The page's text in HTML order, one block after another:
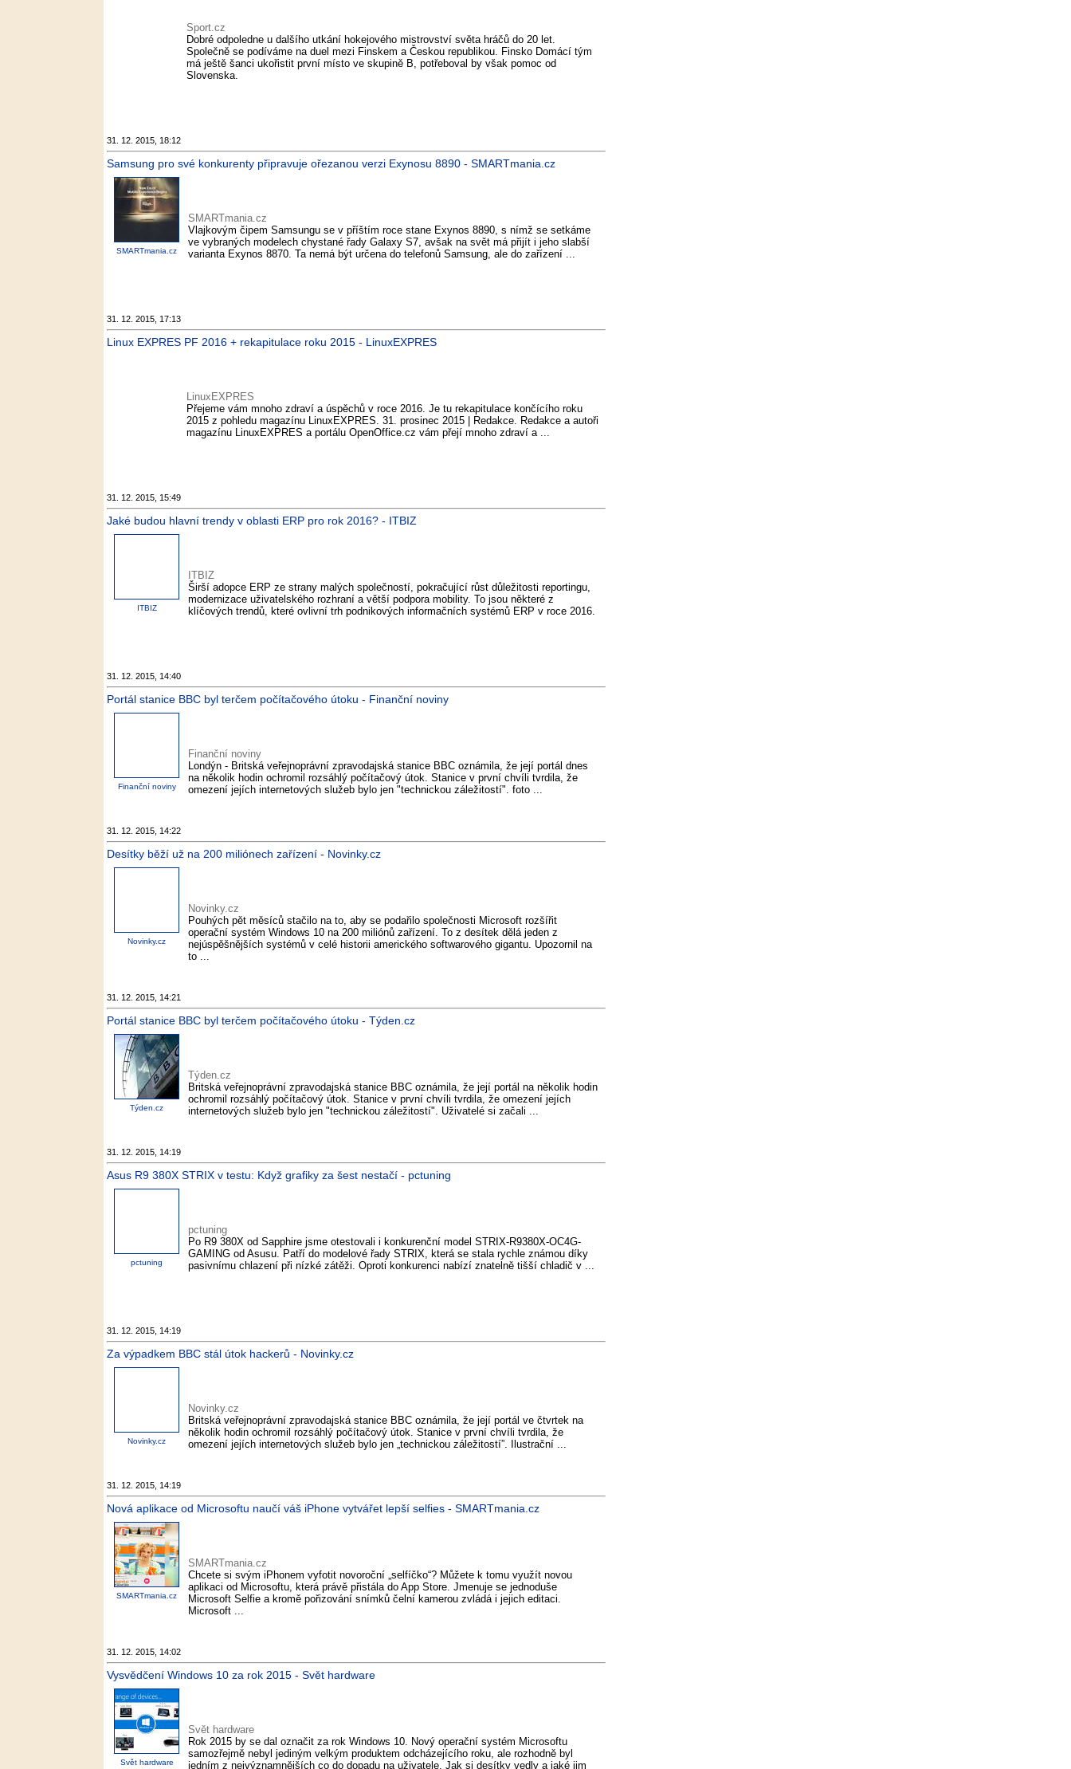
Sport.cz
Dobré odpoledne u dalšího utkání hokejového mistrovství světa hráčů do 20 let.
Společně se podíváme na duel mezi Finskem a Českou republikou. Finsko Domácí tým
má ještě šanci ukořistit první místo ve skupině B, potřeboval by však pomoc od
Slovenska.
31. 12. 2015, 18:12
Samsung pro své konkurenty připravuje ořezanou verzi Exynosu 8890 - SMARTmania.cz
SMARTmania.cz
SMARTmania.cz
Vlajkovým čipem Samsungu se v příštím roce stane Exynos 8890, s nímž se setkáme
ve vybraných modelech chystané řady Galaxy S7, avšak na svět má přijít i jeho slabší
varianta Exynos 8870. Ta nemá být určena do telefonů Samsung, ale do zařízení ...
31. 12. 2015, 17:13
Linux EXPRES PF 2016 + rekapitulace roku 2015 - LinuxEXPRES
LinuxEXPRES
Přejeme vám mnoho zdraví a úspěchů v roce 2016. Je tu rekapitulace končícího roku
2015 z pohledu magazínu LinuxEXPRES. 31. prosinec 2015 | Redakce. Redakce a autoři
magazínu LinuxEXPRES a portálu OpenOffice.cz vám přejí mnoho zdraví a ...
31. 12. 2015, 15:49
Jaké budou hlavní trendy v oblasti ERP pro rok 2016? - ITBIZ
ITBIZ
ITBIZ
Širší adopce ERP ze strany malých společností, pokračující růst důležitosti reportingu,
modernizace uživatelského rozhraní a větší podpora mobility. To jsou některé z
klíčových trendů, které ovlivní trh podnikových informačních systémů ERP v roce 2016.
31. 12. 2015, 14:40
Portál stanice BBC byl terčem počítačového útoku - Finanční noviny
Finanční noviny
Finanční noviny
Londýn - Britská veřejnoprávní zpravodajská stanice BBC oznámila, že její portál dnes
na několik hodin ochromil rozsáhlý počítačový útok. Stanice v první chvíli tvrdila, že
omezení jejích internetových služeb bylo jen "technickou záležitostí". foto ...
31. 12. 2015, 14:22
Desítky běží už na 200 miliónech zařízení - Novinky.cz
Novinky.cz
Novinky.cz
Pouhých pět měsíců stačilo na to, aby se podařilo společnosti Microsoft rozšířit
operační systém Windows 10 na 200 miliónů zařízení. To z desítek dělá jeden z
nejúspěšnějších systémů v celé historii amerického softwarového gigantu. Upozornil na
to ...
31. 12. 2015, 14:21
Portál stanice BBC byl terčem počítačového útoku - Týden.cz
Týden.cz
Týden.cz
Britská veřejnoprávní zpravodajská stanice BBC oznámila, že její portál na několik hodin
ochromil rozsáhlý počítačový útok. Stanice v první chvíli tvrdila, že omezení jejích
internetových služeb bylo jen "technickou záležitostí". Uživatelé si začali ...
31. 12. 2015, 14:19
Asus R9 380X STRIX v testu: Když grafiky za šest nestačí - pctuning
pctuning
pctuning
Po R9 380X od Sapphire jsme otestovali i konkurenční model STRIX-R9380X-OC4G-
GAMING od Asusu. Patří do modelové řady STRIX, která se stala rychle známou díky
pasivnímu chlazení při nízké zátěži. Oproti konkurenci nabízí znatelně tišší chladič v ...
31. 12. 2015, 14:19
Za výpadkem BBC stál útok hackerů - Novinky.cz
Novinky.cz
Novinky.cz
Britská veřejnoprávní zpravodajská stanice BBC oznámila, že její portál ve čtvrtek na
několik hodin ochromil rozsáhlý počítačový útok. Stanice v první chvíli tvrdila, že
omezení jejích internetových služeb bylo jen „technickou záležitostí”. Ilustrační ...
31. 12. 2015, 14:19
Nová aplikace od Microsoftu naučí váš iPhone vytvářet lepší selfies - SMARTmania.cz
SMARTmania.cz
SMARTmania.cz
Chcete si svým iPhonem vyfotit novoroční „selfíčko“? Můžete k tomu využít novou
aplikaci od Microsoftu, která právě přistála do App Store. Jmenuje se jednoduše
Microsoft Selfie a kromě pořizování snímků čelní kamerou zvládá i jejich editaci.
Microsoft ...
31. 12. 2015, 14:02
Vysvědčení Windows 10 za rok 2015 - Svět hardware
Svět hardware
Svět hardware
Rok 2015 by se dal označit za rok Windows 10. Nový operační systém Microsoftu
samozřejmě nebyl jediným velkým produktem odcházejícího roku, ale rozhodně byl
jedním z nejvýznamnějších co do dopadu na uživatele. Jak si desítky vedly a jaké jim